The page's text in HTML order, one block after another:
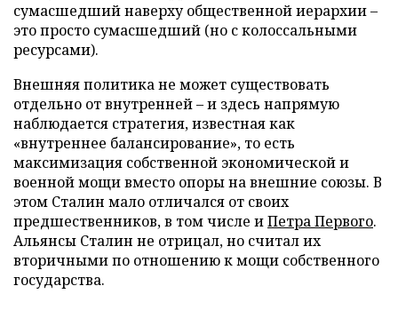
сумасшедший наверху общественной иерархии –
это просто сумасшедший (но с колоссальными
ресурсами).
Внешняя политика не может существовать
отдельно от внутренней – и здесь напрямую
наблюдается стратегия, известная как
«внутреннее балансирование», то есть
максимизация собственной экономической и
военной мощи вместо опоры на внешние союзы. В
этом Сталин мало отличался от своих
предшественников, в том числе иПетра Первого.
Альянсы Сталин не отрицал, но считал их
вторичными по отношению к мощи собственного
государства.